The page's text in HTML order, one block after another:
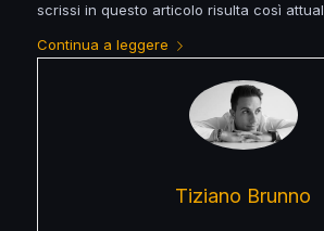
scrissi in questo articolo risulta così
Continua a leggere
Tiziano Brunno